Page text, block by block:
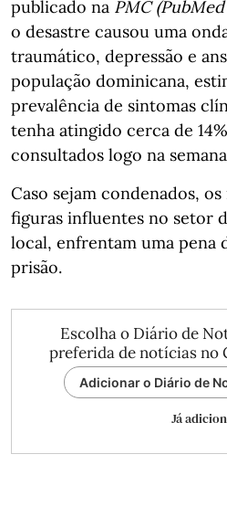
publicado na PMC
o desastre causou uma
traumático, depressão e
população dominicana,
prevalência de sintomas
tenha atingido cerca de
consultados logo na
Caso sejam condenados,
figuras influentes no setor
local, enfrentam uma pena
prisão.
Escolha o Diário de
preferida de notícias no
Adicionar o Diário de
Já